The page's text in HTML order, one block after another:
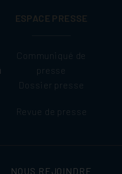
ESPACE PRESSE
Communiqué de
presse
Dossier presse
Revue de presse
NOUS REJOINDRE